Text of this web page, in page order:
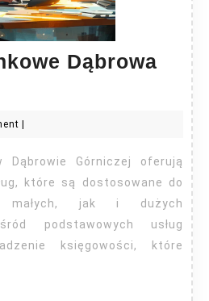
Dąbrowa
które są dostosowane do
małych, jak i dużych
podstawowych usług
księgowości, które